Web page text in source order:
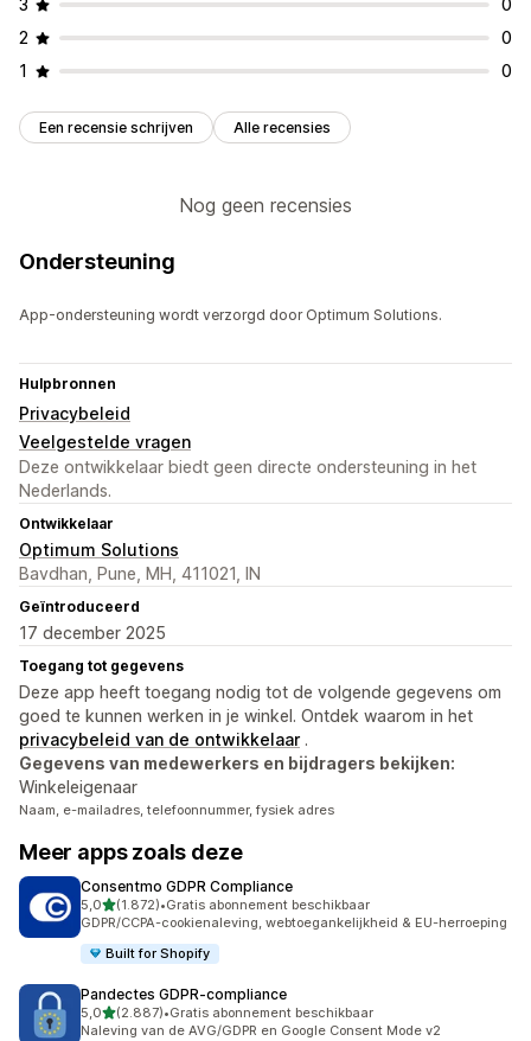
3
0
2
0
1
0
Een recensie schrijven Alle recensies
Nog geen recensies
Ondersteuning
App-ondersteuning wordt verzorgd door Optimum Solutions.
Hulpbronnen
Privacybeleid
Veelgestelde vragen
Deze ontwikkelaar biedt geen directe ondersteuning in het
Nederlands.
Ontwikkelaar
Optimum Solutions
Bavdhan, Pune, MH, 411021, IN
Geïntroduceerd
17 december 2025
Toegang tot gegevens
Deze app heeft toegang nodig tot de volgende gegevens om
goed te kunnen werken in je winkel. Ontdek waarom in het
privacybeleid van de ontwikkelaar .
Gegevens van medewerkers en bijdragers bekijken:
Winkeleigenaar
Naam, e-mailadres, telefoonnummer, fysiek adres
Meer apps zoals deze
Consentmo GDPR Compliance
5,0van 5 sterren
(1.872)
1872 recensies in totaal
•Gratis abonnement beschikbaar
GDPR/CCPA-cookienaleving, webtoegankelijkheid & EU-herroeping
Built for Shopify
Pandectes GDPR‑compliance
5,0van 5 sterren
(2.887)
2887 recensies in totaal
•Gratis abonnement beschikbaar
Naleving van de AVG/GDPR en Google Consent Mode v2